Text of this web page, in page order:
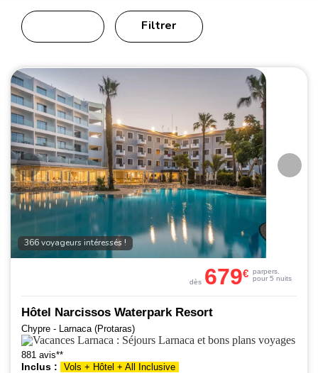
Filtrer
366 voyageurs intéressés !
Hôtel Narcissos Waterpark Resort
Chypre - Larnaca (Protaras)
881 avis**
Inclus : Vols + Hôtel + All Inclusive
dès 679€ parpers.
pour 5 nuits